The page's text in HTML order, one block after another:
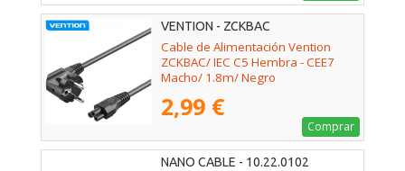
VENTION - ZCKBAC
Cable de Alimentación Vention
ZCKBAC/ IEC C5 Hembra - CEE7
Macho/ 1.8m/ Negro
2,99 €
Comprar
NANO CABLE - 10.22.0102